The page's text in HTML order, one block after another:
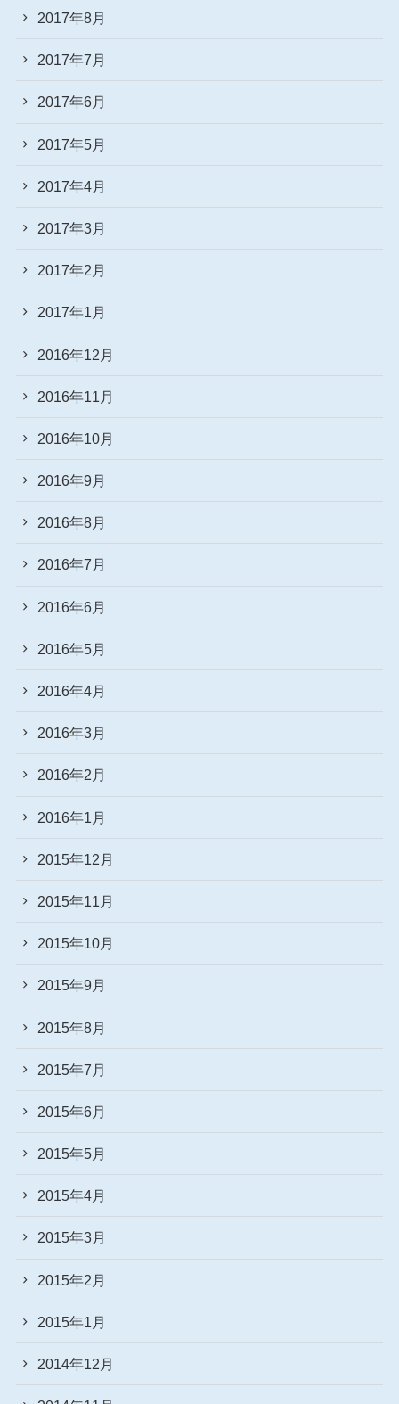
2017年8月
2017年7月
2017年6月
2017年5月
2017年4月
2017年3月
2017年2月
2017年1月
2016年12月
2016年11月
2016年10月
2016年9月
2016年8月
2016年7月
2016年6月
2016年5月
2016年4月
2016年3月
2016年2月
2016年1月
2015年12月
2015年11月
2015年10月
2015年9月
2015年8月
2015年7月
2015年6月
2015年5月
2015年4月
2015年3月
2015年2月
2015年1月
2014年12月